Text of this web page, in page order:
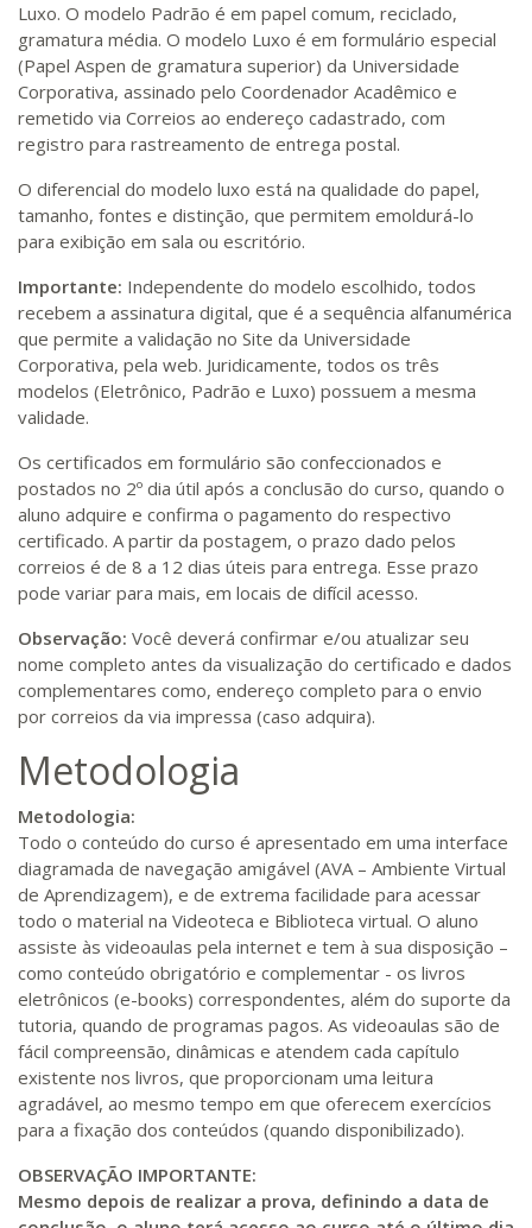
Luxo. O modelo Padrão é em papel comum, reciclado,
gramatura média. O modelo Luxo é em formulário especial
(Papel Aspen de gramatura superior) da Universidade
Corporativa, assinado pelo Coordenador Acadêmico e
remetido via Correios ao endereço cadastrado, com
registro para rastreamento de entrega postal.
O diferencial do modelo luxo está na qualidade do papel,
tamanho, fontes e distinção, que permitem emoldurá-lo
para exibição em sala ou escritório.
Importante: Independente do modelo escolhido, todos
recebem a assinatura digital, que é a sequência alfanumérica
que permite a validação no Site da Universidade
Corporativa, pela web. Juridicamente, todos os três
modelos (Eletrônico, Padrão e Luxo) possuem a mesma
validade.
Os certificados em formulário são confeccionados e
postados no 2º dia útil após a conclusão do curso, quando o
aluno adquire e confirma o pagamento do respectivo
certificado. A partir da postagem, o prazo dado pelos
correios é de 8 a 12 dias úteis para entrega. Esse prazo
pode variar para mais, em locais de difícil acesso.
Observação: Você deverá confirmar e/ou atualizar seu
nome completo antes da visualização do certificado e dados
complementares como, endereço completo para o envio
por correios da via impressa (caso adquira).
Metodologia
Metodologia:
Todo o conteúdo do curso é apresentado em uma interface
diagramada de navegação amigável (AVA – Ambiente Virtual
de Aprendizagem), e de extrema facilidade para acessar
todo o material na Videoteca e Biblioteca virtual. O aluno
assiste às videoaulas pela internet e tem à sua disposição –
como conteúdo obrigatório e complementar - os livros
eletrônicos (e-books) correspondentes, além do suporte da
tutoria, quando de programas pagos. As videoaulas são de
fácil compreensão, dinâmicas e atendem cada capítulo
existente nos livros, que proporcionam uma leitura
agradável, ao mesmo tempo em que oferecem exercícios
para a fixação dos conteúdos (quando disponibilizado).
OBSERVAÇÃO IMPORTANTE:
Mesmo depois de realizar a prova, definindo a data de